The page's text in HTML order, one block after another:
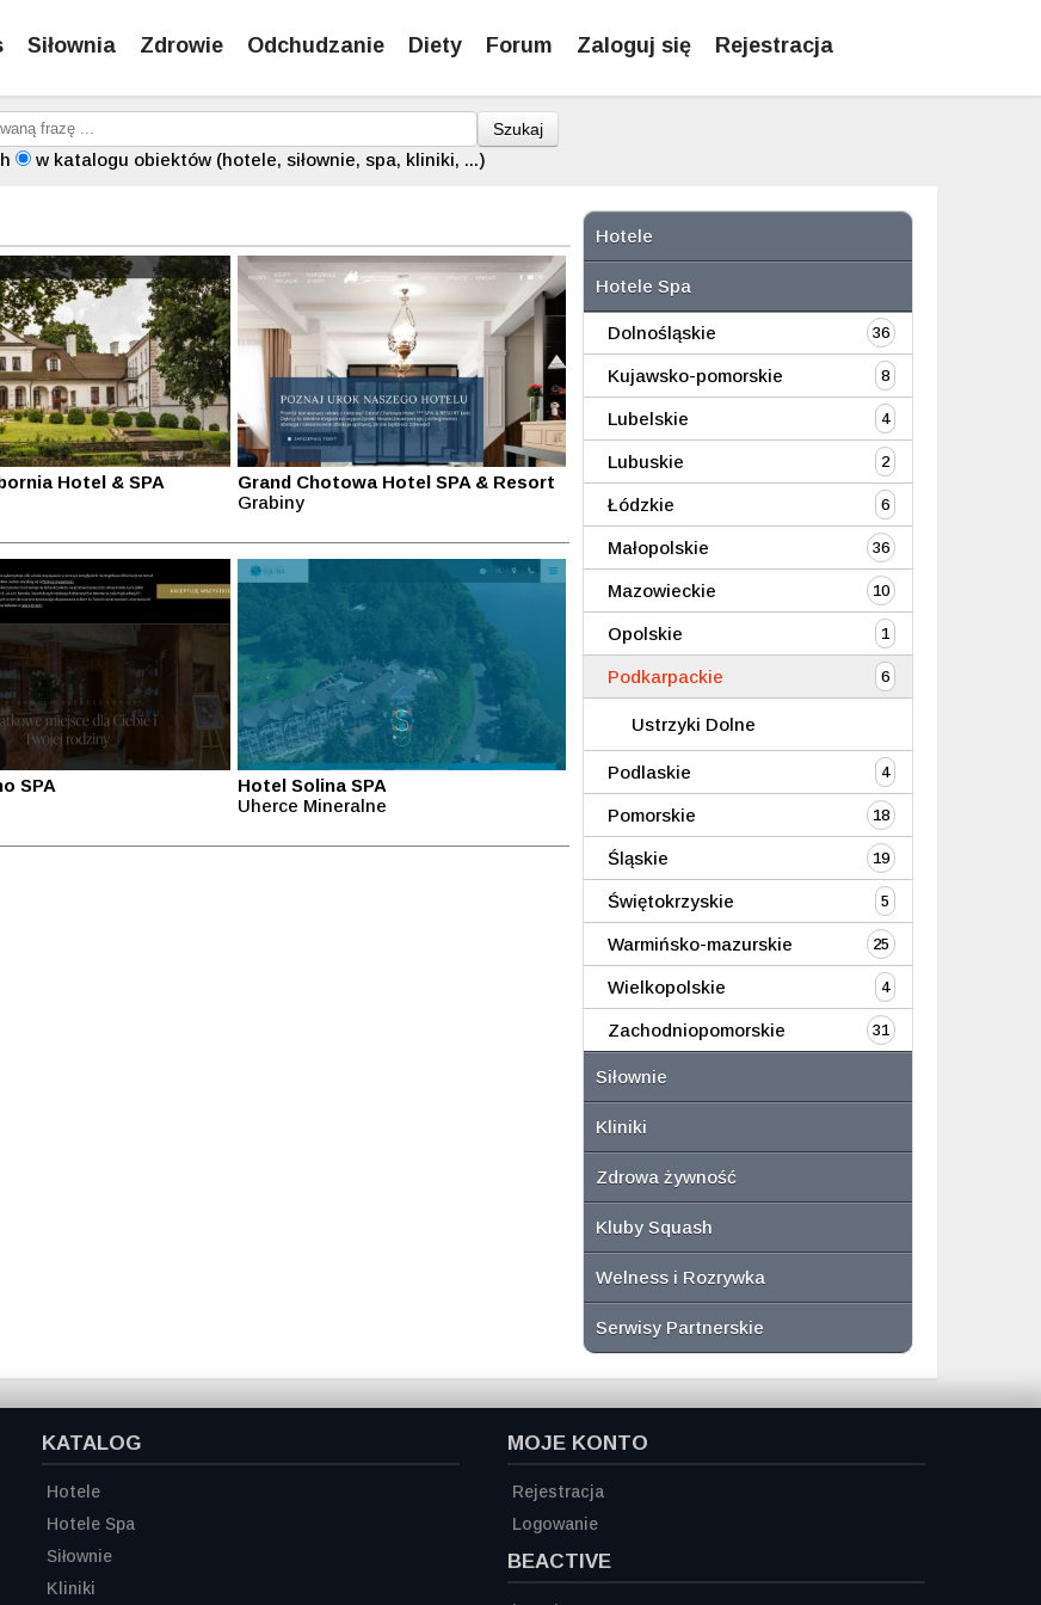
Siłownia Zdrowie Odchudzanie Diety Forum Zaloguj się Rejestracja
Szukaj
w katalogu obiektów (hotele, siłownie, spa, kliniki, ...)
Hotel & SPA
Grand Chotowa Hotel SPA & Resort
Grabiny
SPA
Hotel Solina SPA
Uherce Mineralne
Hotele
Hotele Spa
Dolnośląskie 36
Kujawsko-pomorskie 8
Lubelskie 4
Lubuskie 2
Łódzkie 6
Małopolskie 36
Mazowieckie 10
Opolskie 1
Podkarpackie 6
Ustrzyki Dolne
Podlaskie 4
Pomorskie 18
Śląskie 19
Świętokrzyskie 5
Warmińsko-mazurskie 25
Wielkopolskie 4
Zachodniopomorskie 31
Siłownie
Kliniki
Zdrowa żywność
Kluby Squash
Welness i Rozrywka
Serwisy Partnerskie
KATALOG
Hotele
Hotele Spa
Siłownie
Kliniki
MOJE KONTO
Rejestracja
Logowanie
BEACTIVE